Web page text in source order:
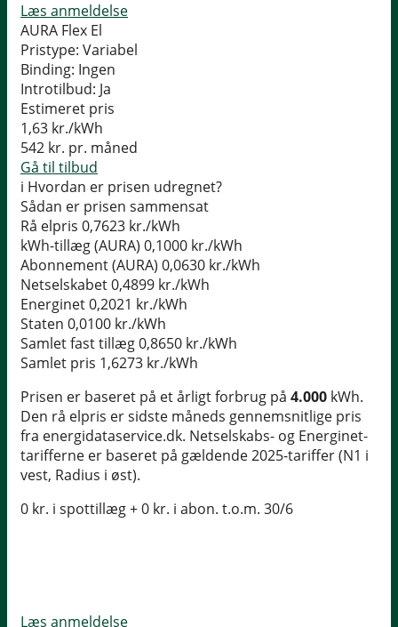
Læs anmeldelse
AURA Flex El
Pristype: Variabel
Binding: Ingen
Introtilbud: Ja
Estimeret pris
1,63 kr./kWh
542 kr. pr. måned
Gå til tilbud
i Hvordan er prisen udregnet?
Sådan er prisen sammensat
Rå elpris 0,7623 kr./kWh
kWh-tillæg (AURA) 0,1000 kr./kWh
Abonnement (AURA) 0,0630 kr./kWh
Netselskabet0,4899 kr./kWh
Energinet0,2021 kr./kWh
Staten 0,0100 kr./kWh
Samlet fast tillæg0,8650 kr./kWh
Samlet pris 1,6273 kr./kWh
Prisen er baseret på et årligt forbrug på 4.000 kWh.
Den rå elpris er sidste måneds gennemsnitlige pris
fra energidataservice.dk. Netselskabs- og Energinet-
tarifferne er baseret på gældende 2025-tariffer (N1 i
vest, Radius i øst).
0 kr. i spottillæg + 0 kr. i abon. t.o.m. 30/6
Læs anmeldelse